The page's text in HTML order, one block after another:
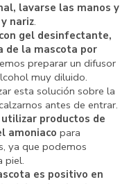
lavarse las manos y
nariz.
gel desinfectante,
de la mascota por
preparar un difusor
muy diluido.
esta solución sobre la
antes de entrar.
utilizar productos de
amoniaco para
ya que podemos
piel.
es positivo en